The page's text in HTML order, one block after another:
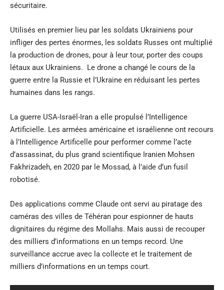
sécuritaire.
Utilisés en premier lieu par les soldats Ukrainiens pour
infliger des pertes énormes, les soldats Russes ont multiplié
la production de drones, pour à leur tour, porter des coups
létaux aux Ukrainiens. Le drone a changé le cours de la
guerre entre la Russie et l’Ukraine en réduisant les pertes
humaines dans les rangs.
La guerre USA-Israël-Iran a elle propulsé l’Intelligence
Artificielle. Les armées américaine et israélienne ont recours
à l’Intelligence Artificelle pour performer comme l’acte
d’assassinat, du plus grand scientifique Iranien Mohsen
Fakhrizadeh, en 2020 par le Mossad, à l’aide d’un fusil
robotisé.
Des applications comme Claude ont servi au piratage des
caméras des villes de Téhéran pour espionner de hauts
dignitaires du régime des Mollahs. Mais aussi de recouper
des milliers d’informations en un temps record. Une
surveillance accrue avec la collecte et le traitement de
milliers d’informations en un temps court.